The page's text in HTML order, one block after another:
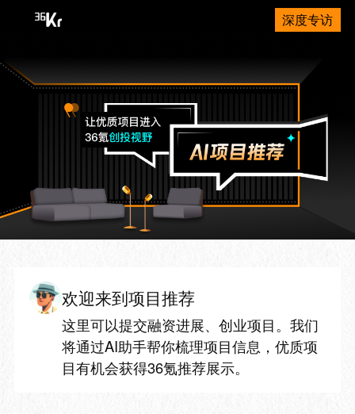
深度专访
欢迎来到项目推荐
这里可以提交融资进展、创业项目。我们
将通过AI助手帮你梳理项目信息，优质项
目有机会获得36氪推荐展示。